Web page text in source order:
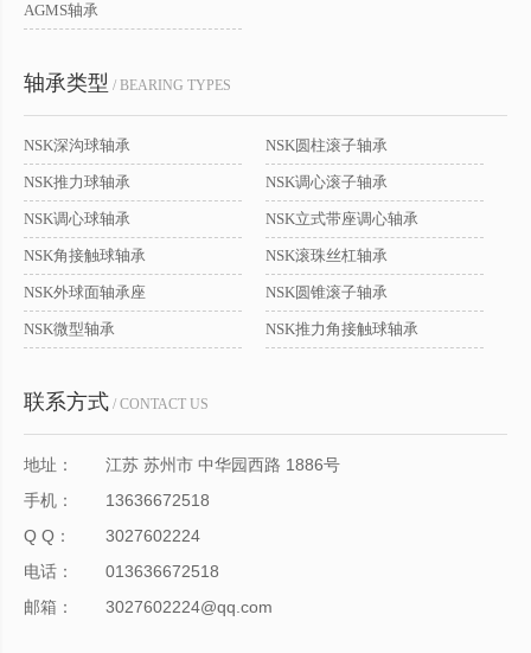
AGMS轴承
轴承类型 / BEARING TYPES
NSK深沟球轴承 NSK圆柱滚子轴承
NSK推力球轴承 NSK调心滚子轴承
NSK调心球轴承 NSK立式带座调心轴承
NSK角接触球轴承 NSK滚珠丝杠轴承
NSK外球面轴承座 NSK圆锥滚子轴承
NSK微型轴承 NSK推力角接触球轴承
联系方式 / CONTACT US
地址：
江苏 苏州市 中华园西路 1886号
手机：
13636672518
Q Q：
3027602224
电话：
013636672518
邮箱：
3027602224@qq.com